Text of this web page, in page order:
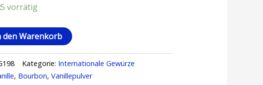
5 vorrätig
den Warenkorb
Kategorie: Internationale Gewürze
, Bourbon,Vanillepulver